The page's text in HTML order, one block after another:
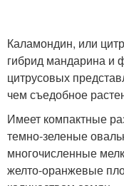
Каламондин, или
гибрид мандарина и
цитрусовых
чем съедобное
Имеет компактные
темно-зеленые
многочисленные
желто-оранжевые